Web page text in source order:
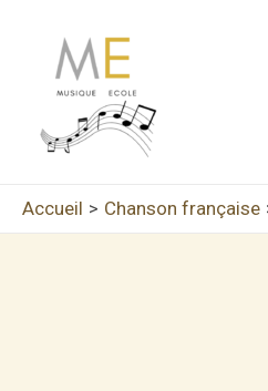
contenu
Accueil Chanson française